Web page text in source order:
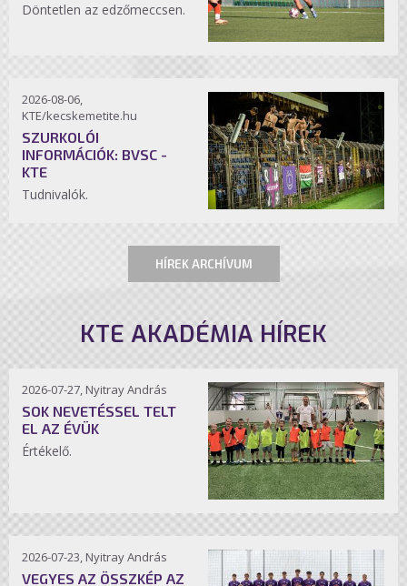
Döntetlen az edzőmeccsen.
2026-08-06,
KTE/kecskemetite.hu
SZURKOLÓI
INFORMÁCIÓK: BVSC -
KTE
Tudnivalók.
HÍREK ARCHÍVUM
KTE AKADÉMIA HÍREK
2026-07-27, Nyitray András
SOK NEVETÉSSEL TELT
EL AZ ÉVÜK
Értékelő.
2026-07-23, Nyitray András
VEGYES AZ ÖSSZKÉP AZ